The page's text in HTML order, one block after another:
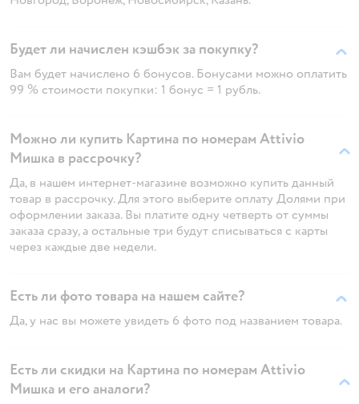
Будет ли начислен кэшбэк за покупку?
Вам будет начислено 6 бонусов. Бонусами можно оплатить
99 % стоимости покупки: 1 бонус = 1 рубль.
Можно ли купить Картина по номерам Attivio
Мишка в рассрочку?
Да, в нашем интернет-магазине возможно купить данный
товар в рассрочку. Для этого выберите оплату Долями при
оформлении заказа. Вы платите одну четверть от суммы
заказа сразу, а остальные три будут списываться с карты
через каждые две недели.
Есть ли фото товара на нашем сайте?
Да, у нас вы можете увидеть 6 фото под названием товара.
Есть ли скидки на Картина по номерам Attivio
Мишка и его аналоги?